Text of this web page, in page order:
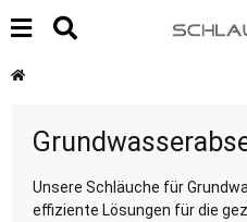
Unsere Schläuche für
effiziente Lösungen für die
Entdecken Sie unsere